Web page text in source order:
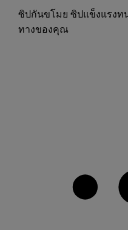
ซิปกันขโมย ซิปแข็งแรงท
ทางของคุณ